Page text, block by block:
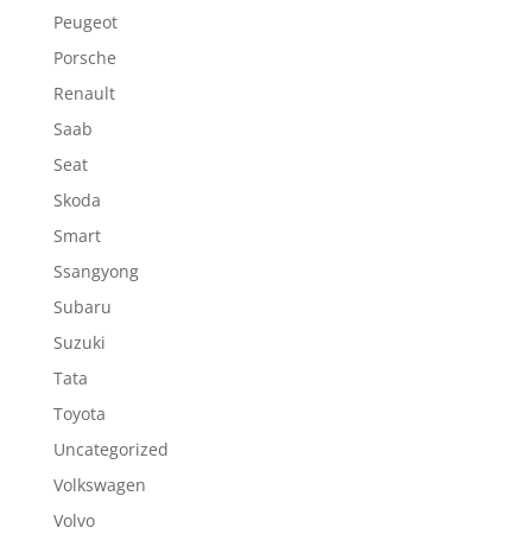
Peugeot
Porsche
Renault
Saab
Seat
Skoda
Smart
Ssangyong
Subaru
Suzuki
Tata
Toyota
Uncategorized
Volkswagen
Volvo